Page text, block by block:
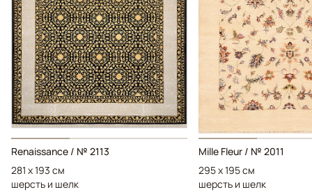
Renaissance / № 2113
281 x 193 см
шерсть и шелк
Mille Fleur / № 2011
295 x 195 см
шерсть и шелк